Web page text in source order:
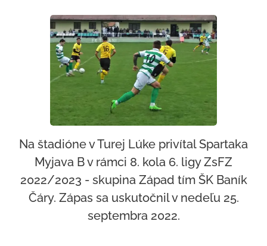
Na štadióne v Turej Lúke privítal Spartaka
Myjava B v rámci 8. kola 6. ligy ZsFZ
2022/2023 - skupina Západ tím ŠK Baník
Čáry. Zápas sa uskutočnil v nedeľu 25.
septembra 2022.